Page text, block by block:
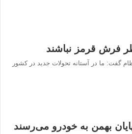
فرش قرمز نباشند
گفت: ما در آستانه تحولات جدید در کشور
بهمن به خودرو می‌رسند